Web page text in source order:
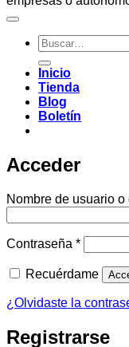
Buscar
por:
Inicio
Tienda
Blog
Boletín
Acceder
Nombre de usuario
Contraseña *
Recuérdame
¿Olvidaste la
Registrarse